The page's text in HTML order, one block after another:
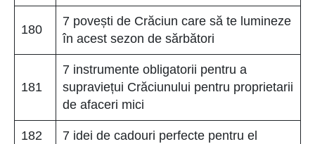
180
7 povești de Crăciun care să te lumineze
în acest sezon de sărbători
181
7 instrumente obligatorii pentru a
supraviețui Crăciunului pentru proprietarii
de afaceri mici
182 7 idei de cadouri perfecte pentru el